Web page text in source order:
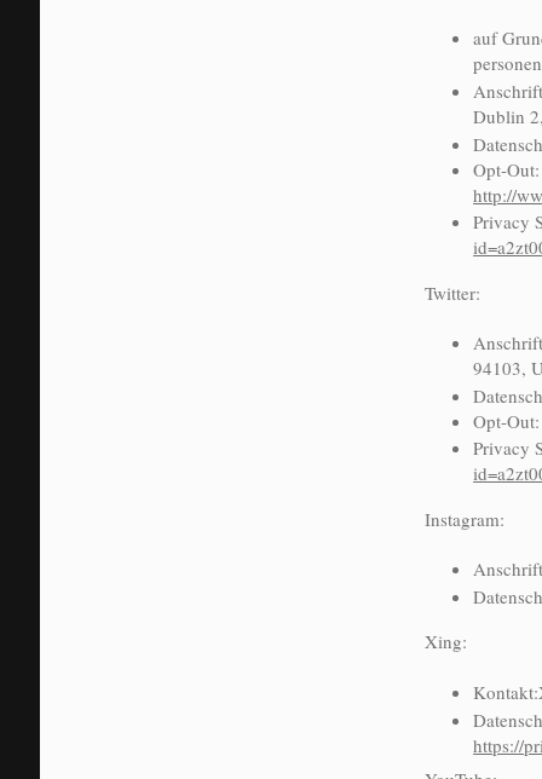
auf
Dublin
Opt-
http://
Privacy
Twitter:
94103,
Opt-
Privacy
Instagram:
Xing:
https://